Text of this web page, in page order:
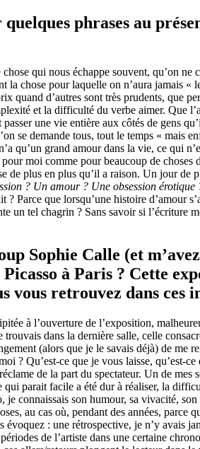
phrases au
chose qui nous échappe souvent, qu’on
la chose pour laquelle on n’aura jamais
quand d’autres sont très prudents, que
et la difficulté du verbe aimer. Que
une vie entière aux côtés de gens
se demande tous, tout le temps « mais
qu’un grand amour dans la vie, ce qui
moi comme pour beaucoup de
de plus en plus qu’il a raison. Un jour de
? Un amour ? Une obsession
? Parce que lorsqu’une histoire d’amour
un tel chagrin ? Sans savoir si l’écriture
Sophie Calle (et
Picasso à Paris ? Cette
vous retrouvez dans
à l’ouverture de l’exposition,
dans la dernière salle, celle
(alors que je le savais déjà) de
? Qu’est-ce que je vous laisse, qu’est-
de la part du spectateur. Un de
parait facile a été dur à réaliser, la
je connaissais son humour, sa vivacité,
au cas où, pendant des années, parce
évoquez : une rétrospective, je n’y avais
de l’artiste dans une certaine